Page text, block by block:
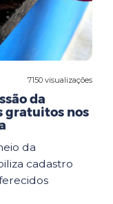
7150 visualizações
da
gratuitos nos
da
cadastro